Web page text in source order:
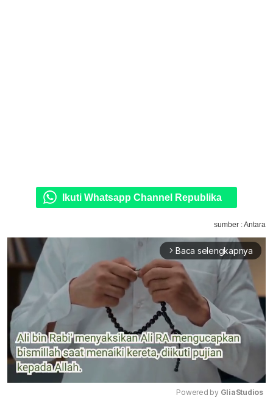
Ikuti Whatsapp Channel Republika
sumber : Antara
arrow_forward_ios Baca selengkapnya
Powered by GliaStudios